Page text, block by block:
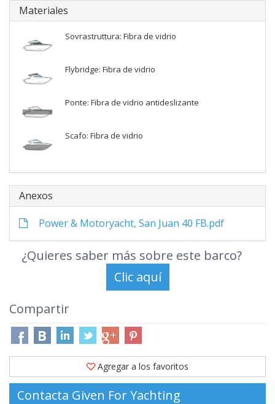
Materiales
Sovrastruttura: Fibra de vidrio
Flybridge: Fibra de vidrio
Ponte: Fibra de vidrio antideslizante
Scafo: Fibra de vidrio
Anexos
Power & Motoryacht, San Juan 40 FB.pdf
¿Quieres saber más sobre este barco?
Compartir
Agregar a los favoritos
Contacta Given For Yachting